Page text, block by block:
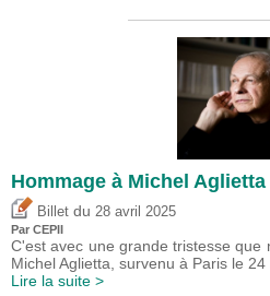
Hommage à Michel Aglietta
Billet du 28 avril 2025
Par CEPII
C'est avec une grande tristesse que
Michel Aglietta, survenu à Paris le 24
Lire la suite >